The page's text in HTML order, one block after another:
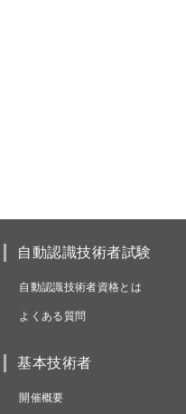
自動認識技術者試験
自動認識技術者資格とは
よくある質問
基本技術者
開催概要